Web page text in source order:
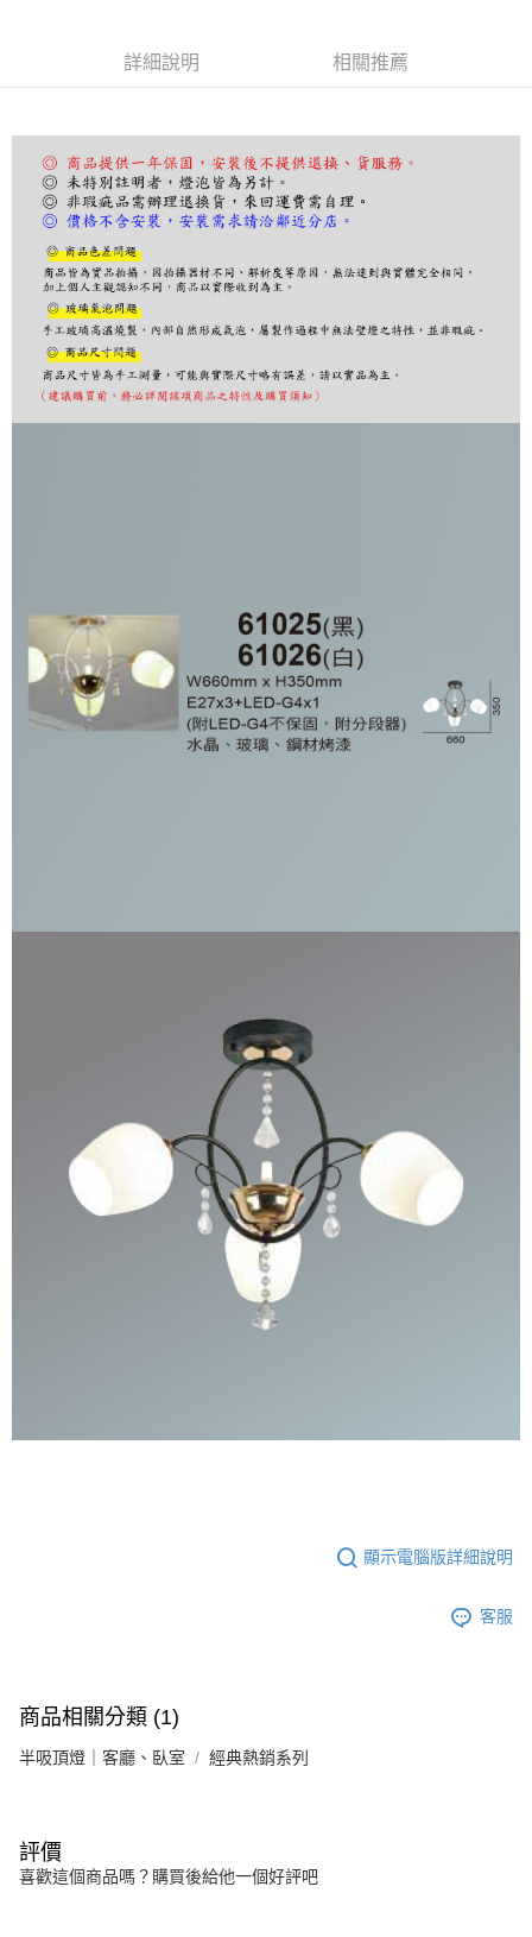
AFTEE先享後付是「在收到商品之後才付款」的支付方式。 讓您購物簡單
３．安心：先確認商品／服務後，再付款。
【「AFTEE先享後付」結帳流程】
１．於結帳方式選擇「AFTEE先享後付」後，將跳轉至「AFTEE先享後付」
２．訂單成立數日內，您將收到繳費通知簡訊。
３．收到繳費通知簡訊後14天內，點擊此簡訊中的連結，可透過四大超商／
ATM／網路銀行／等多元方式進行付款，方視為交易完成。
※ 請注意：結帳手續完成當下不需立刻繳費，但若您需要取消訂單，請聯絡
購買商品的店家。未經商家同意取消之訂單仍視為有效，需透過AFTEE先享
後付繳納相關費用。
※ 交易是否成功請以「AFTEE先享後付 」之結帳頁面顯示為準，若有關於
「AFTEE先享後付」，若未經同意申辦者引起之損失，本公司不負相關責
任。
４．使用「AFTEE先享後付」時，將依據個別帳號之用戶狀況，依本公司即
時審查核予不同之上限額度；若仍有額度不足之情形，本公司將視審查結果
請求用戶進行身份認證。
５．嚴禁一人註冊多個帳號或使用他人資訊註冊。若發現惡意使用之情形，
恩沛科技股份有限公司將有權停止該用戶之使用額度並採取法律行動。
宅配
每筆NT$180，滿NT$5,000(含以上)免運費
詳細說明 相關推薦
顯示電腦版詳細說明
客服
商品相關分類 (1)
半吸頂燈｜客廳、臥室 經典熱銷系列
評價
喜歡這個商品嗎？購買後給他一個好評吧